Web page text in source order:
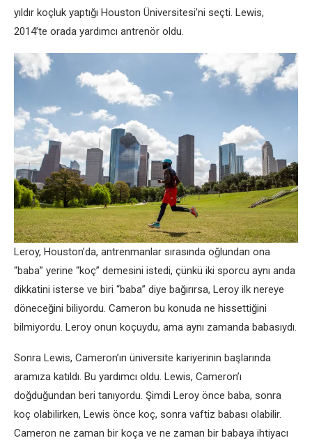
yıldır koçluk yaptığı Houston Üniversitesi’ni seçti. Lewis,
2014’te orada yardımcı antrenör oldu.
Leroy, Houston’da, antrenmanlar sırasında oğlundan ona
“baba” yerine “koç” demesini istedi, çünkü iki sporcu aynı anda
dikkatini isterse ve biri “baba” diye bağırırsa, Leroy ilk nereye
döneceğini biliyordu. Cameron bu konuda ne hissettiğini
bilmiyordu. Leroy onun koçuydu, ama aynı zamanda babasıydı.
Sonra Lewis, Cameron’ın üniversite kariyerinin başlarında
aramıza katıldı. Bu yardımcı oldu. Lewis, Cameron’ı
doğduğundan beri tanıyordu. Şimdi Leroy önce baba, sonra
koç olabilirken, Lewis önce koç, sonra vaftiz babası olabilir.
Cameron ne zaman bir koça ve ne zaman bir babaya ihtiyacı